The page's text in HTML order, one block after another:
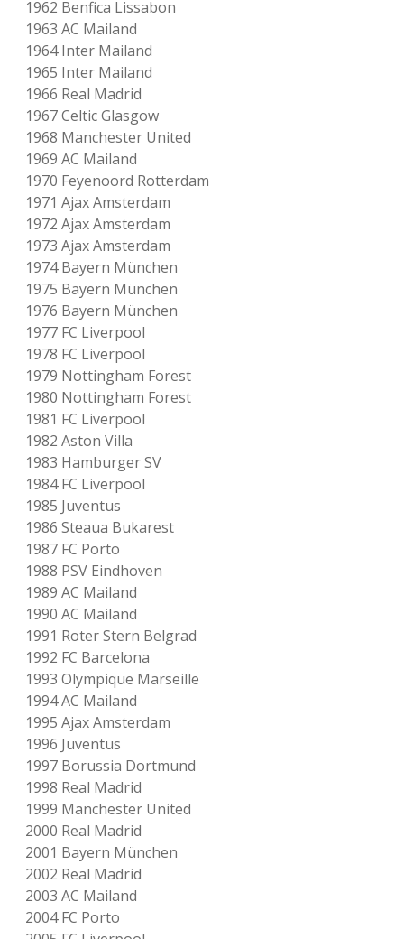
a
l
/
E
u
r
o
p
a
L
e
a
g
u
e
/
M
e
s
s
e
-
P
o
k
a
l
m
i
t
m
e
h
r
a
l
s
e
i
n
e
m
T
e
i
l
n
e
h
m
e
r
a
u
s
d
e
1962 Benfica Lissabon
1963 AC Mailand
1964 Inter Mailand
1965 Inter Mailand
1966 Real Madrid
1967 Celtic Glasgow
1968 Manchester United
1969 AC Mailand
1970 Feyenoord Rotterdam
1971 Ajax Amsterdam
1972 Ajax Amsterdam
1973 Ajax Amsterdam
1974 Bayern München
1975 Bayern München
1976 Bayern München
1977 FC Liverpool
1978 FC Liverpool
1979 Nottingham Forest
1980 Nottingham Forest
1981 FC Liverpool
1982 Aston Villa
1983 Hamburger SV
1984 FC Liverpool
1985 Juventus
1986 Steaua Bukarest
1987 FC Porto
1988 PSV Eindhoven
1989 AC Mailand
1990 AC Mailand
1991 Roter Stern Belgrad
1992 FC Barcelona
1993 Olympique Marseille
1994 AC Mailand
1995 Ajax Amsterdam
1996 Juventus
1997 Borussia Dortmund
1998 Real Madrid
1999 Manchester United
2000 Real Madrid
2001 Bayern München
2002 Real Madrid
2003 AC Mailand
2004 FC Porto